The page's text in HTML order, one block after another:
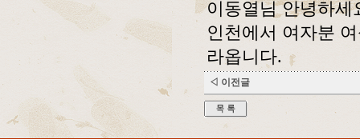
이동열님 안녕하세
인천에서 여자분
라옵니다.
◁ 이전글